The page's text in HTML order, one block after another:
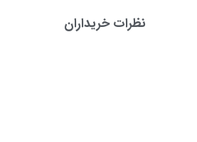
نظرات خریداران